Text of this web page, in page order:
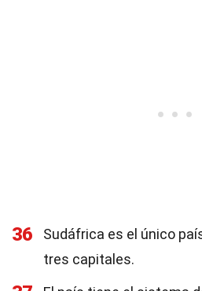
36
Sudáfrica es el único
tres capitales.